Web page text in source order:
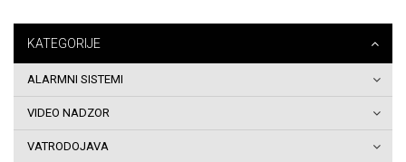
Zaštita
privatnosti
KATEGORIJE
ALARMNI SISTEMI
VIDEO NADZOR
VATRODOJAVA